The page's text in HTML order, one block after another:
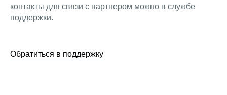
контакты для связи с партнером можно в службе
поддержки.
Обратиться в поддержку